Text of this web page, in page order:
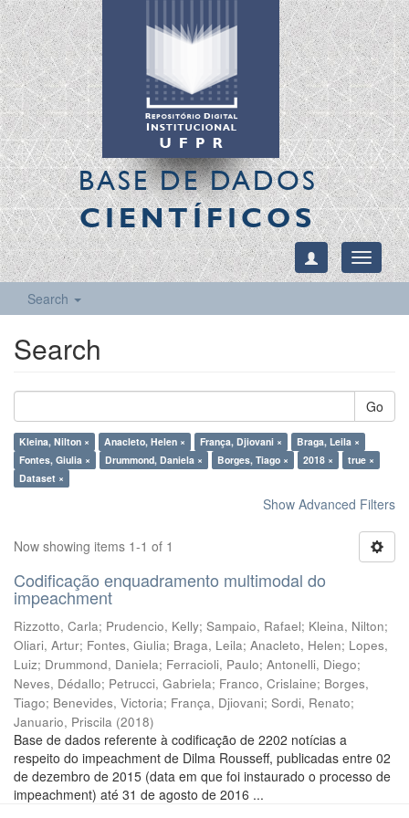
BASE DE DADOS
CIENTÍFICOS
Toggle
Search
Search
Go
Kleina, Nilton × Anacleto, Helen × França, Djiovani ×
Braga, Leila ×
Fontes, Giulia ×
Drummond, Daniela × Borges, Tiago × 2018 ×
true ×
Dataset ×
Show Advanced Filters
Now showing items 1-1 of 1
Codificação enquadramento multimodal do
impeachment
Rizzotto, Carla; Prudencio, Kelly; Sampaio, Rafael; Kleina, Nilton;
Oliari, Artur; Fontes, Giulia; Braga, Leila; Anacleto, Helen; Lopes,
Luiz; Drummond, Daniela; Ferracioli, Paulo; Antonelli, Diego;
Neves, Dédallo; Petrucci, Gabriela; Franco, Crislaine; Borges,
Tiago; Benevides, Victoria; França, Djiovani; Sordi, Renato;
Januario, Priscila (2018)
Base de dados referente à codificação de 2202 notícias a
respeito do impeachment de Dilma Rousseff, publicadas entre 02
de dezembro de 2015 (data em que foi instaurado o processo de
impeachment) até 31 de agosto de 2016 ...